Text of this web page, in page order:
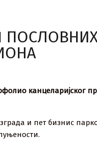
канцеларијског
и пет бизнис